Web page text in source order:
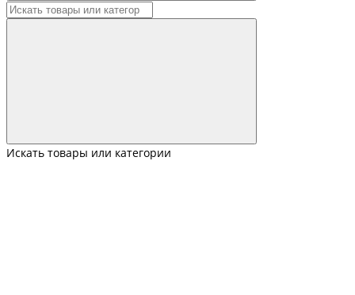
Искать товары или категории